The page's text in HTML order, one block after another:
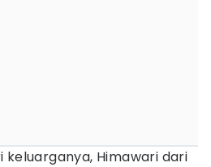
keluarganya, Himawari dari